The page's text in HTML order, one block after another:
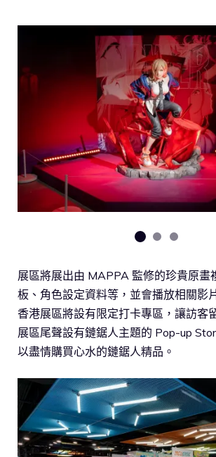
展區將展出由 MAPPA 監修的珍貴原畫
板、角色設定資料等，並會播放相關影
香港展區將設有限定打卡專區，讓訪客
展區尾聲設有鏈鋸人主題的 Pop-up
以盡情購買心水的鏈鋸人精品。